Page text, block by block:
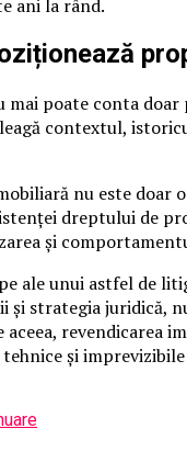
ani la rând.
poate conta doar
contextul,
nu este doar
dreptului de
și
ale unui astfel de
și strategia juridică,
revendicarea
și